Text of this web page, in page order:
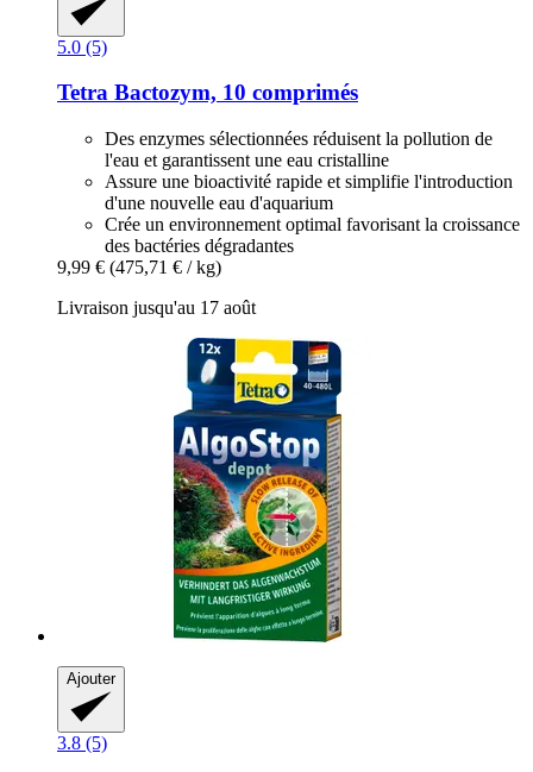
5.0 (5)
Tetra Bactozym, 10 comprimés
Des enzymes sélectionnées réduisent la pollution de
l'eau et garantissent une eau cristalline
Assure une bioactivité rapide et simplifie l'introduction
d'une nouvelle eau d'aquarium
Crée un environnement optimal favorisant la croissance
des bactéries dégradantes
9,99 € (475,71 € / kg)
Livraison jusqu'au 17 août
Ajouter
3.8 (5)